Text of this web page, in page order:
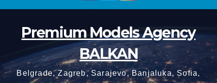
Premium Models Agency
BALKAN
Belgrade, Zagreb, Sarajevo, Banjaluka, Sofia,